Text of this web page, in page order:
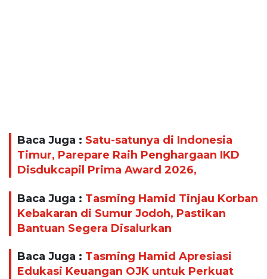
Baca Juga : Satu-satunya di Indonesia
Timur, Parepare Raih Penghargaan IKD
Disdukcapil Prima Award 2026,
Baca Juga : Tasming Hamid Tinjau Korban
Kebakaran di Sumur Jodoh, Pastikan
Bantuan Segera Disalurkan
Baca Juga : Tasming Hamid Apresiasi
Edukasi Keuangan OJK untuk Perkuat